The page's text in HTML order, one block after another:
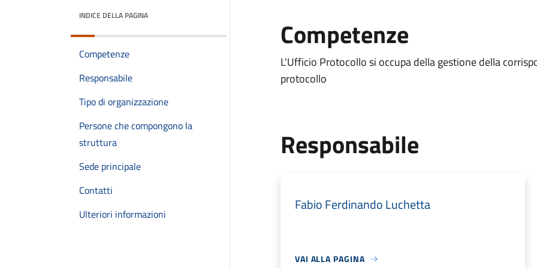
INDICE DELLA PAGINA
Competenze
Responsabile
Tipo di organizzazione
Persone che compongono la
struttura
Sede principale
Contatti
Ulteriori informazioni
Competenze
L'Ufficio Protocollo si occupa della gestione della
protocollo
Responsabile
Fabio Ferdinando Luchetta
VAI ALLA PAGINA